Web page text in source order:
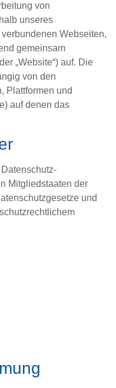
von
unseres
Webseiten,
gemeinsam
„Website“) auf. Die
von den
Plattformen und
auf denen das
Mitgliedstaaten der
und